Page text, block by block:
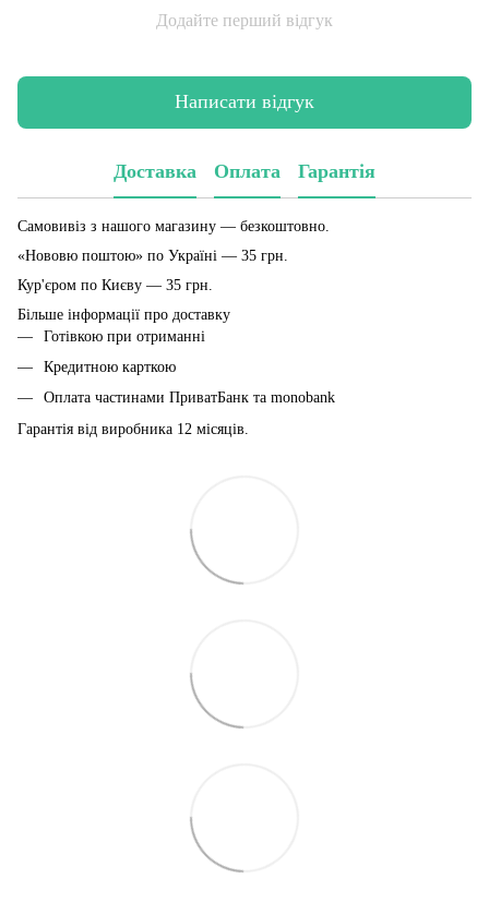
Додайте перший відгук
Написати відгук
Доставка Оплата Гарантія
Самовивіз з нашого магазину — безкоштовно.
«Нововю поштою» по Україні — 35 грн.
Кур'єром по Києву — 35 грн.
Більше інформації про доставку
Готівкою при отриманні
Кредитною карткою
Оплата частинами ПриватБанк та monobank
Гарантія від виробника 12 місяців.